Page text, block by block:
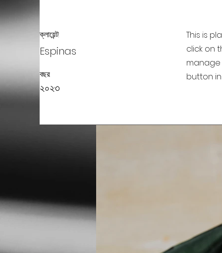
ক্লায়েন্ট:
Espinas
বছর:
২০২৩
This is
click on
manage
button